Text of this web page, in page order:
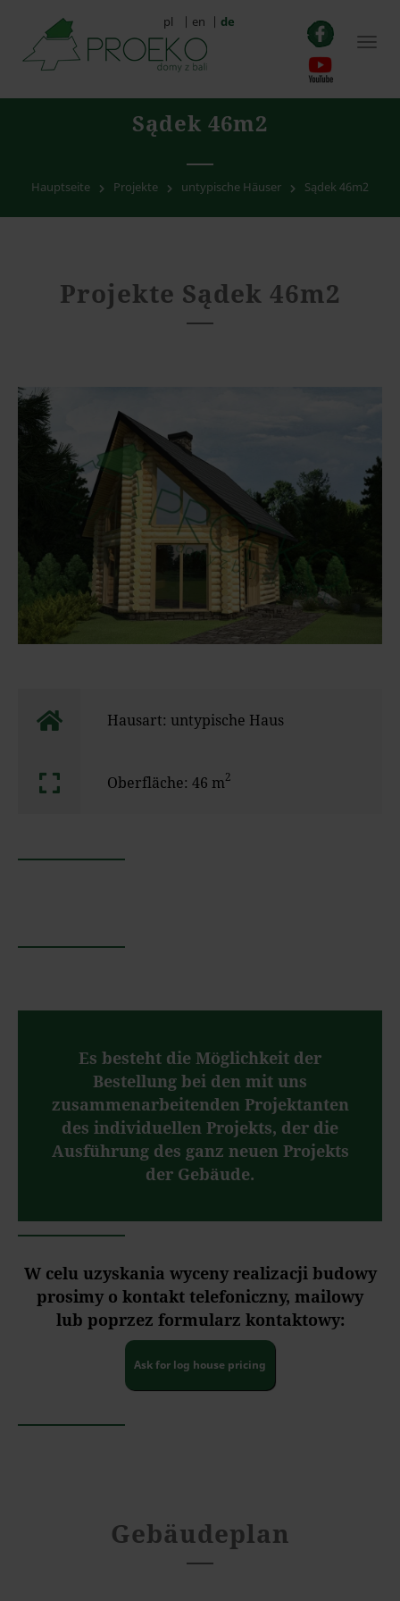
pl | en | de
Sądek 46m2
Hauptseite Projekte untypische Häuser Sądek 46m2
Projekte Sądek 46m2
Hausart: untypische Haus
Oberfläche: 46 m2
Es besteht die Möglichkeit der
Bestellung bei den mit uns
zusammenarbeitenden Projektanten
des individuellen Projekts, der die
Ausführung des ganz neuen Projekts
der Gebäude.
W celu uzyskania wyceny realizacji budowy
prosimy o kontakt telefoniczny, mailowy
lub poprzez formularz kontaktowy:
Ask for log house pricing
Gebäudeplan